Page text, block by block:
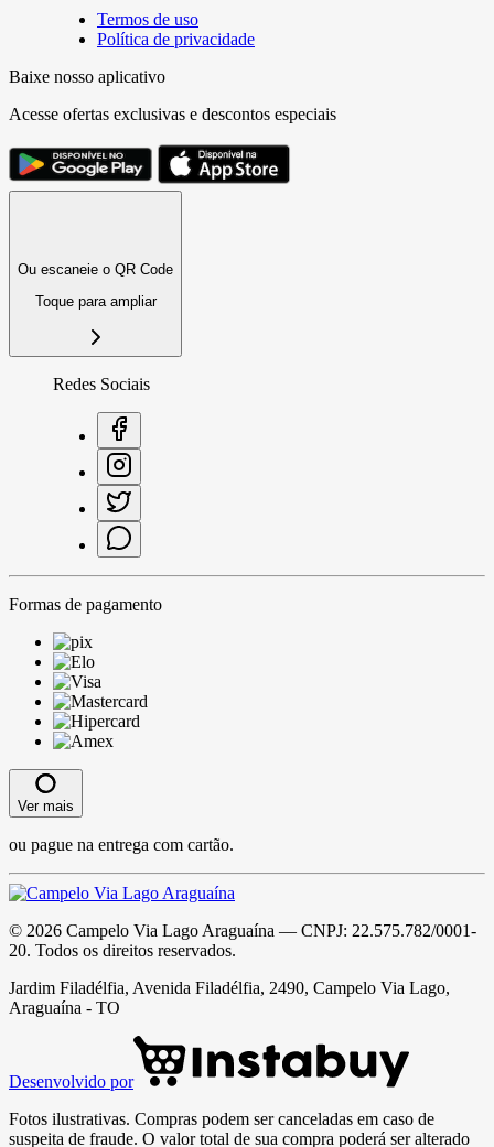
Termos de uso
Política de privacidade
Baixe nosso aplicativo
Acesse ofertas exclusivas e descontos especiais
Ou escaneie o QR Code
Toque para ampliar
Redes Sociais
Formas de pagamento
Ver mais
ou pague na entrega com cartão.
© 2026 Campelo Via Lago Araguaína — CNPJ: 22.575.782/0001-
20. Todos os direitos reservados.
Jardim Filadélfia, Avenida Filadélfia, 2490, Campelo Via Lago,
Araguaína - TO
Desenvolvido por
Fotos ilustrativas. Compras podem ser canceladas em caso de
suspeita de fraude. O valor total de sua compra poderá ser alterado